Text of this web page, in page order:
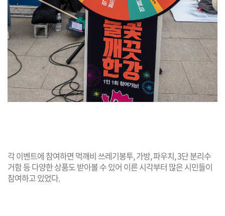
각 이벤트에 참여하면 먹깨비 쓰레기봉투, 가방, 파우치, 3단 분리수
거함 등 다양한 상품도 받아볼 수 있어 이른 시각부터 많은 시민들이
참여하고 있었다.